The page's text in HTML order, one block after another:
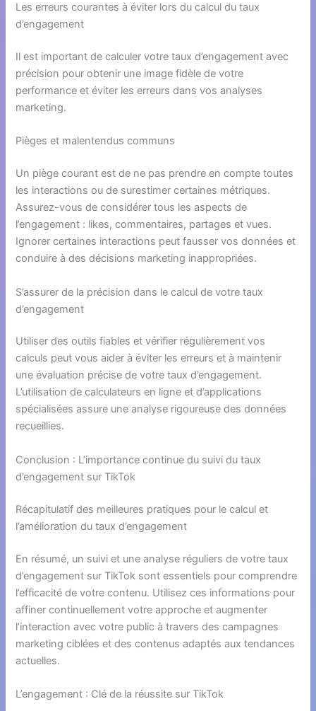
Les erreurs courantes à éviter lors du calcul du taux
d’engagement
Il est important de calculer votre taux d’engagement avec
précision pour obtenir une image fidèle de votre
performance et éviter les erreurs dans vos analyses
marketing.
Pièges et malentendus communs
Un piège courant est de ne pas prendre en compte toutes
les interactions ou de surestimer certaines métriques.
Assurez-vous de considérer tous les aspects de
l’engagement : likes, commentaires, partages et vues.
Ignorer certaines interactions peut fausser vos données et
conduire à des décisions marketing inappropriées.
S’assurer de la précision dans le calcul de votre taux
d’engagement
Utiliser des outils fiables et vérifier régulièrement vos
calculs peut vous aider à éviter les erreurs et à maintenir
une évaluation précise de votre taux d’engagement.
L’utilisation de calculateurs en ligne et d’applications
spécialisées assure une analyse rigoureuse des données
recueillies.
Conclusion : L’importance continue du suivi du taux
d’engagement sur TikTok
Récapitulatif des meilleures pratiques pour le calcul et
l’amélioration du taux d’engagement
En résumé, un suivi et une analyse réguliers de votre taux
d’engagement sur TikTok sont essentiels pour comprendre
l’efficacité de votre contenu. Utilisez ces informations pour
affiner continuellement votre approche et augmenter
l’interaction avec votre public à travers des campagnes
marketing ciblées et des contenus adaptés aux tendances
actuelles.
L’engagement : Clé de la réussite sur TikTok